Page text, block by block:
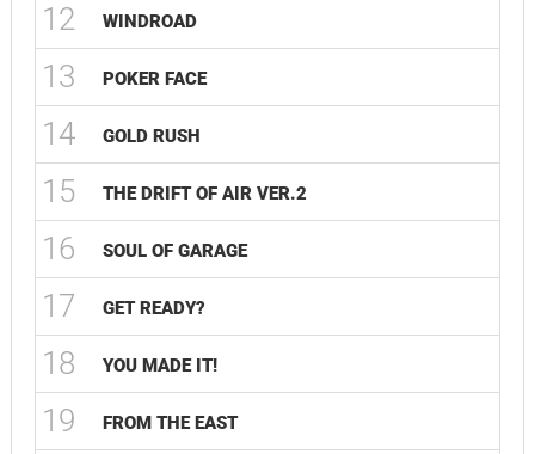
12 WINDROAD
13 POKER FACE
14 GOLD RUSH
15 THE DRIFT OF AIR VER.2
16 SOUL OF GARAGE
17 GET READY?
18 YOU MADE IT!
19 FROM THE EAST